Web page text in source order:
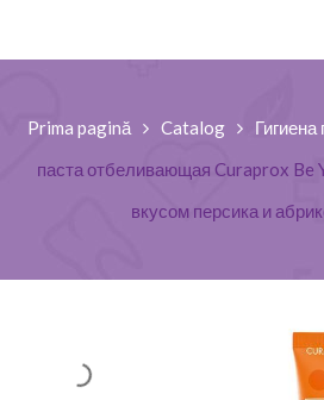
Prima pagină Catalog Гигиена
паста отбеливающая Curaprox Be
вкусом персика и